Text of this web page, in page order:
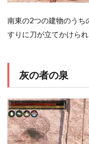
南東の2つの建物のうち
すりに刀が立てかけられ
灰の者の泉